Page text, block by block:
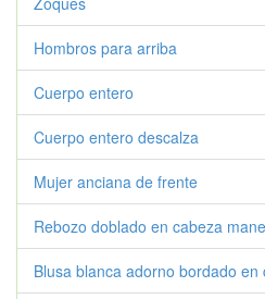
Hombros para arriba
Cuerpo entero
Cuerpo entero descalza
Mujer anciana de frente
Rebozo doblado en cabeza
Blusa blanca adorno bordado en